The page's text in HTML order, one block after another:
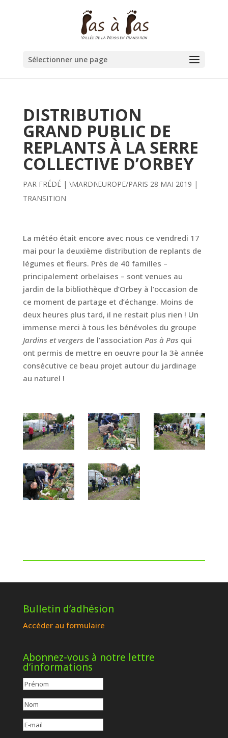
Sélectionner une page
DISTRIBUTION
GRAND PUBLIC DE
REPLANTS À LA SERRE
COLLECTIVE D’ORBEY
PAR FRÉDÉ| \MARDI\EUROPE/PARIS 28 MAI 2019 |
TRANSITION
La météo était encore avec nous ce vendredi 17
mai pour la deuxième distribution de replants de
légumes et fleurs. Près de 40 familles –
principalement orbelaises – sont venues au
jardin de la bibliothèque d’Orbey à l’occasion de
ce moment de partage et d’échange. Moins de
deux heures plus tard, il ne restait plus rien ! Un
immense merci à tous les bénévoles du groupe
Jardins et vergers de l’association Pas à Pas qui
ont permis de mettre en oeuvre pour la 3è année
consécutive ce beau projet autour du jardinage
au naturel !
Bulletin d’adhésion
Accéder au formulaire
Abonnez-vous à notre lettre
d’informations